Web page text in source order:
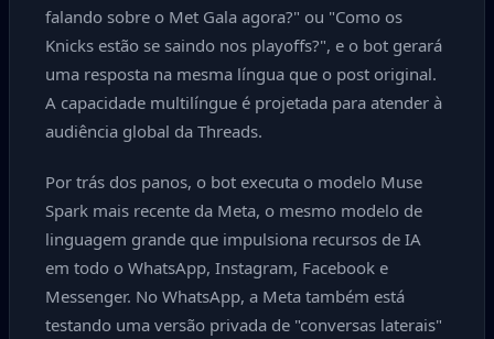
falando sobre o Met Gala agora?" ou "Como os
Knicks estão se saindo nos playoffs?", e o bot gerará
uma resposta na mesma língua que o post original.
A capacidade multilíngue é projetada para atender à
audiência global da Threads.
Por trás dos panos, o bot executa o modelo Muse
Spark mais recente da Meta, o mesmo modelo de
linguagem grande que impulsiona recursos de IA
em todo o WhatsApp, Instagram, Facebook e
Messenger. No WhatsApp, a Meta também está
testando uma versão privada de "conversas laterais"